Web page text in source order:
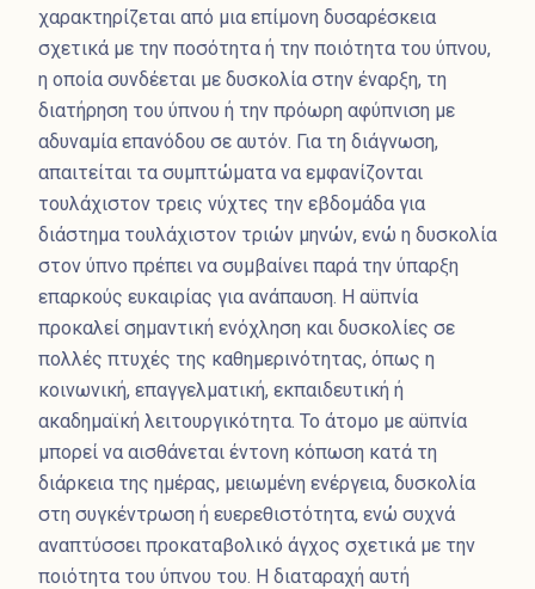
χαρακτηρίζεται από μια επίμονη δυσαρέσκεια
σχετικά με την ποσότητα ή την ποιότητα του ύπνου,
η οποία συνδέεται με δυσκολία στην έναρξη, τη
διατήρηση του ύπνου ή την πρόωρη αφύπνιση με
αδυναμία επανόδου σε αυτόν. Για τη διάγνωση,
απαιτείται τα συμπτώματα να εμφανίζονται
τουλάχιστον τρεις νύχτες την εβδομάδα για
διάστημα τουλάχιστον τριών μηνών, ενώ η δυσκολία
στον ύπνο πρέπει να συμβαίνει παρά την ύπαρξη
επαρκούς ευκαιρίας για ανάπαυση. Η αϋπνία
προκαλεί σημαντική ενόχληση και δυσκολίες σε
πολλές πτυχές της καθημερινότητας, όπως η
κοινωνική, επαγγελματική, εκπαιδευτική ή
ακαδημαϊκή λειτουργικότητα. Το άτομο με αϋπνία
μπορεί να αισθάνεται έντονη κόπωση κατά τη
διάρκεια της ημέρας, μειωμένη ενέργεια, δυσκολία
στη συγκέντρωση ή ευερεθιστότητα, ενώ συχνά
αναπτύσσει προκαταβολικό άγχος σχετικά με την
ποιότητα του ύπνου του. Η διαταραχή αυτή